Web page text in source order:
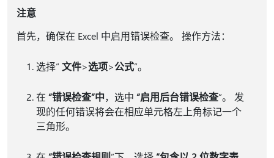
注意
首先，确保在 Excel 中启用错误检查。 操作方法：
选择“ 文件>选项>公式”。
在 “错误检查”中，选中 “启用后台错误检查”。 发
现的任何错误将会在相应单元格左上角标记一个
三角形。